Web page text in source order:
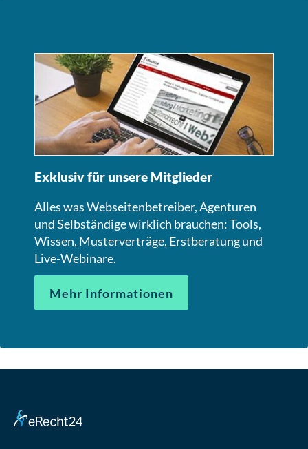
Exklusiv für unsere Mitglieder
Alles was Webseitenbetreiber, Agenturen
und Selbständige wirklich brauchen: Tools,
Wissen, Musterverträge, Erstberatung und
Live-Webinare.
Mehr Informationen